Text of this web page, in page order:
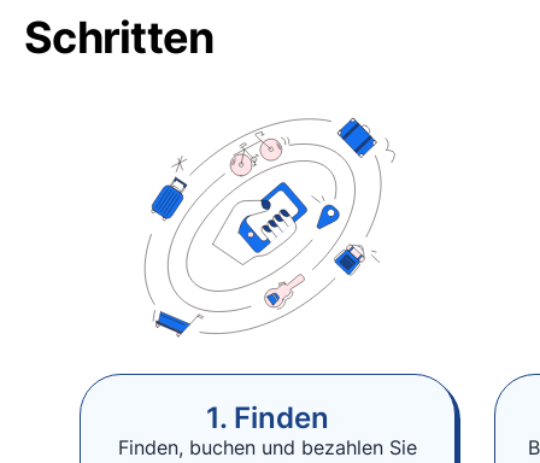
Schritten
1. Finden
Finden, buchen und bezahlen Sie